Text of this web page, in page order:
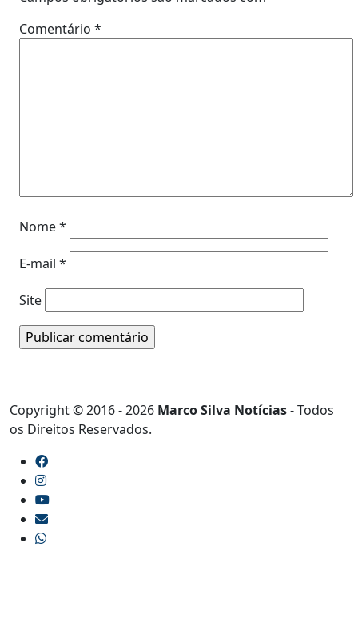
Comentário *
Nome*
E-mail *
Site
Copyright © 2016 - 2026 Marco Silva Notícias- Todos
os Direitos Reservados.